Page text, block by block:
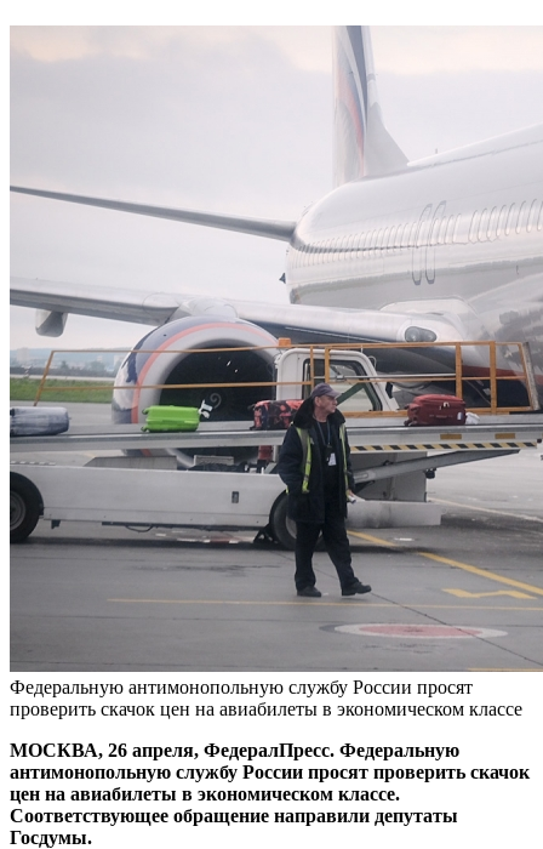
Федеральную антимонопольную службу России просят
проверить скачок цен на авиабилеты в экономическом классе
МОСКВА, 26 апреля, ФедералПресс. Федеральную
антимонопольную службу России просят проверить скачок
цен на авиабилеты в экономическом классе.
Соответствующее обращение направили депутаты
Госдумы.